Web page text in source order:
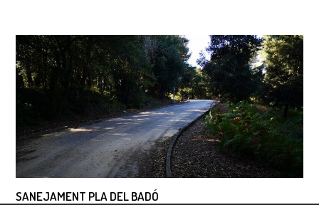
SANEJAMENT PLA DEL BADÓ